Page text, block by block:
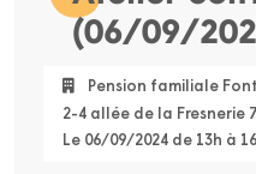
(06/09/
Pension familiale
2-4 allée de la Fresnerie
Le 06/09/2024 de 13h à